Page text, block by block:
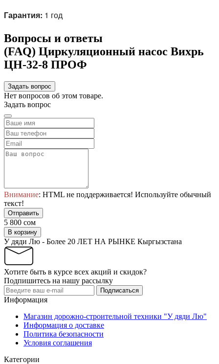
Гарантия: 1 год
Вопросы и ответы
(FAQ) Циркуляционный насос Вихрь
ЦН-32-8 ПРОФ
Задать вопрос
Нет вопросов об этом товаре.
Задать вопрос
Внимание: HTML не поддерживается! Используйте обычный
текст!
Отправить
5 800 сом
В корзину
У дяди Лю - Более 20 ЛЕТ НА РЫНКЕ Кыргызстана
Хотите быть в курсе всех акций и скидок?
Подпишитесь на нашу рассылку
Подписаться
Информация
Магазин дорожно-строительной техники "У дяди Лю"
Информация о доставке
Политика безопасности
Условия соглашения
Категории